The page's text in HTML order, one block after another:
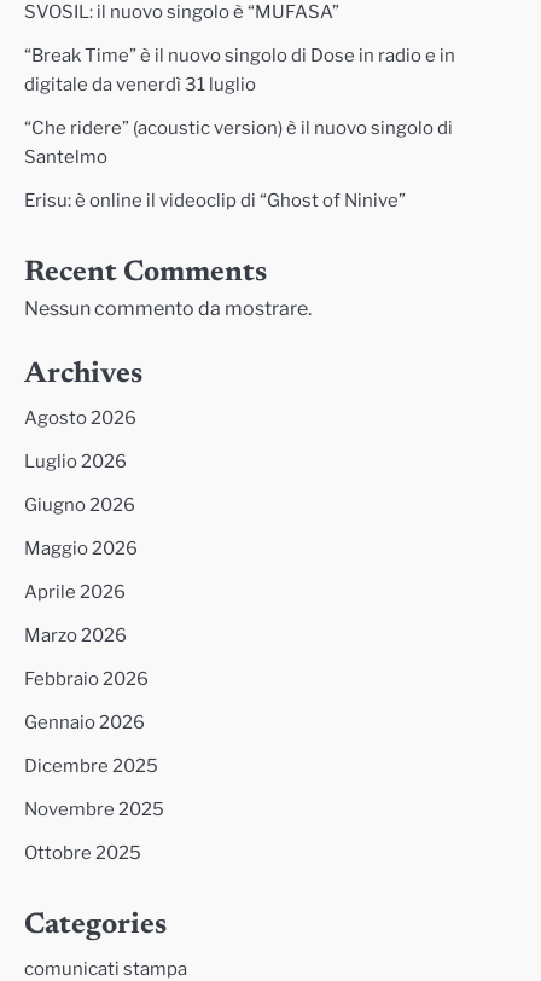
SVOSIL: il nuovo singolo è “MUFASA”
“Break Time” è il nuovo singolo di Dose in radio e in
digitale da venerdì 31 luglio
“Che ridere” (acoustic version) è il nuovo singolo di
Santelmo
Erisu: è online il videoclip di “Ghost of Ninive”
Recent Comments
Nessun commento da mostrare.
Archives
Agosto 2026
Luglio 2026
Giugno 2026
Maggio 2026
Aprile 2026
Marzo 2026
Febbraio 2026
Gennaio 2026
Dicembre 2025
Novembre 2025
Ottobre 2025
Categories
comunicati stampa